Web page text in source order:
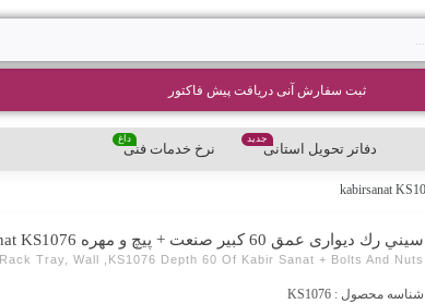
ثبت سفارش آنی دریافت پیش فاکتور
دفاتر تحویل استانی
جدید
نرخ خدمات فنی
داغ
سيني رك دیواری عمق 60 کبیر صنعت + پیچ و مهره kabirsanat KS1076
Rack Tray, Wall ,KS1076 Depth 60 Of Kabir Sanat + Bolts And Nuts
شناسه محصول : KS1076